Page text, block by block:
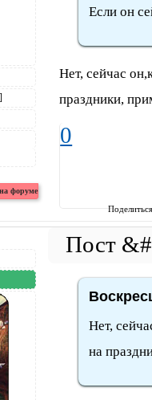
Если он
Нет, сейчас
праздники,
0
Нет,
на